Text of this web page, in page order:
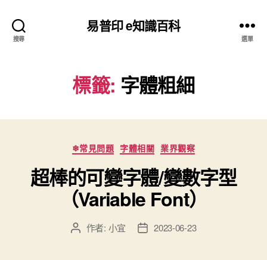
搜尋
易普印 e知識百科
選單
標籤: 字體粗細
分
類
❄常見問題 字體相關 業界觀察
超棒的可變字體/變數字型
（Variable Font）
文 作者: 小宜
文 2023-06-23